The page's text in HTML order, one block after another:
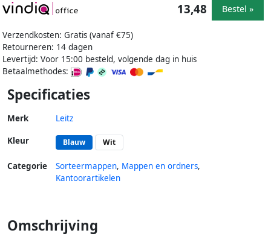
Verzendkosten: Gratis (vanaf €75)
Retourneren: 14 dagen
Levertijd: Voor 15:00 besteld, volgende dag in huis
Betaalmethodes:
13,48 Bestel »
Specificaties
Merk Leitz
Kleur Blauw Wit
Categorie Sorteermappen, Mappen en ordners,
Kantoorartikelen
Omschrijving